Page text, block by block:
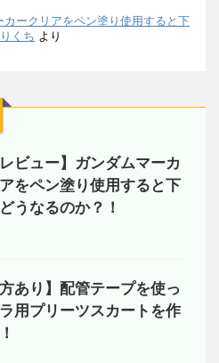
カークリアをペン塗り使用すると下
くち より
レビュー】ガンダムマーカ
をペン塗り使用すると下
うなるのか？！
方あり】配管テープを使っ
用プリーツスカートを作